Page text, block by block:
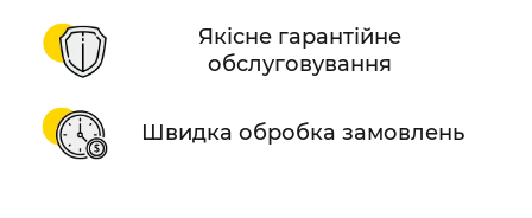
Якісне гарантійне
обслуговування
Швидка обробка замовлень